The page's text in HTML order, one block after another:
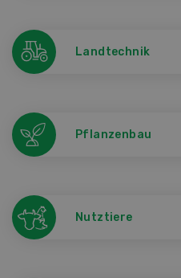
Landtechnik
Pflanzenbau
Nutztiere